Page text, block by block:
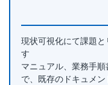
現状可視化にて課題
す
マニュアル、業務手
で、既存のドキュメ